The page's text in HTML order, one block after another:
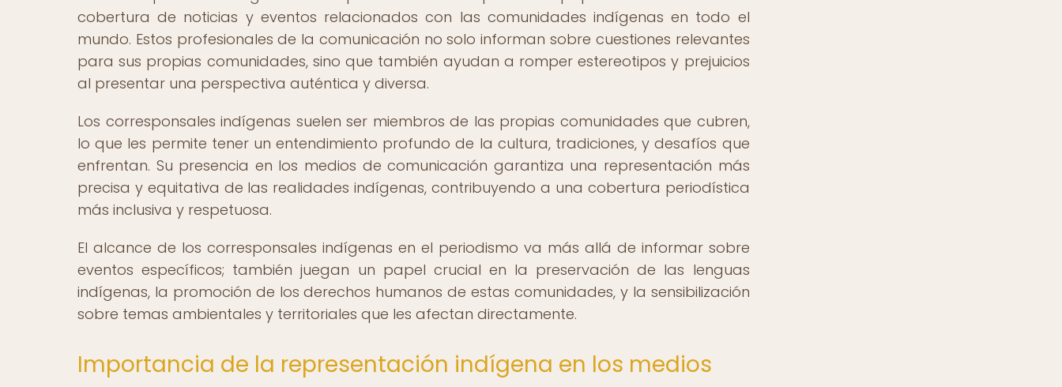
cobertura de noticias y eventos relacionados con las comunidades indígenas en todo el
mundo. Estos profesionales de la comunicación no solo informan sobre cuestiones relevantes
para sus propias comunidades, sino que también ayudan a romper estereotipos y prejuicios
al presentar una perspectiva auténtica y diversa.
Los corresponsales indígenas suelen ser miembros de las propias comunidades que cubren,
lo que les permite tener un entendimiento profundo de la cultura, tradiciones, y desafíos que
enfrentan. Su presencia en los medios de comunicación garantiza una representación más
precisa y equitativa de las realidades indígenas, contribuyendo a una cobertura periodística
más inclusiva y respetuosa.
El alcance de los corresponsales indígenas en el periodismo va más allá de informar sobre
eventos específicos; también juegan un papel crucial en la preservación de las lenguas
indígenas, la promoción de los derechos humanos de estas comunidades, y la sensibilización
sobre temas ambientales y territoriales que les afectan directamente.
Importancia de la representación indígena en los medios